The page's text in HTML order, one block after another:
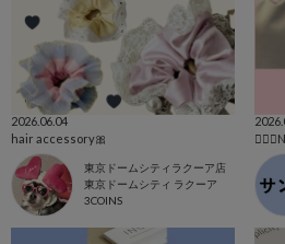
2026.06.04
hair accessory🎀
東京ドームシティラクーア店
東京ドームシティ ラクーア
3COINS